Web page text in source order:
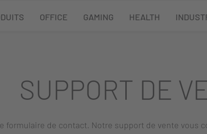
OFFICE GAMING HEALTH
SUPPORT DE
formulaire de contact. Notre support de vente vous